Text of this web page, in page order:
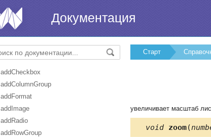
Документация
addCheckbox
addColumnGroup
addFormat
addImage
addRadio
addRowGroup
Старт
увеличивает масштаб
void zoom(